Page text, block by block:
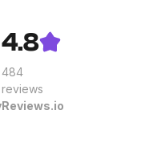
4.8
484
reviews
Reviews.io